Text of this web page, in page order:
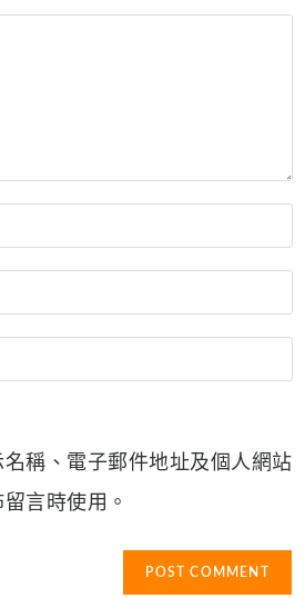
名稱、電子郵件地址及個人網站
言時使用。